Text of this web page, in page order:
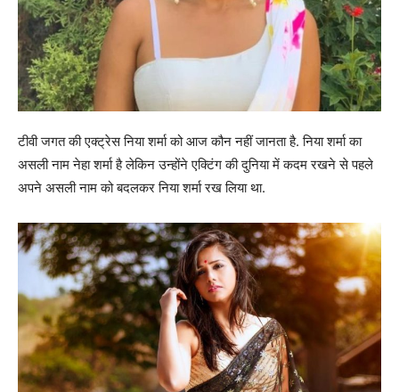
टीवी जगत की एक्ट्रेस निया शर्मा को आज कौन नहीं जानता है. निया शर्मा का
असली नाम नेहा शर्मा है लेकिन उन्होंने एक्टिंग की दुनिया में कदम रखने से पहले
अपने असली नाम को बदलकर निया शर्मा रख लिया था.